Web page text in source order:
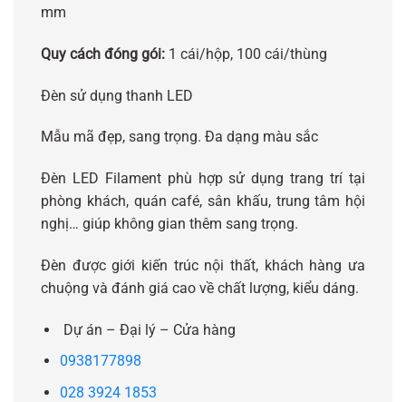
mm
Quy cách đóng gói: 1 cái/hộp, 100 cái/thùng
Đèn sử dụng thanh LED
Mẫu mã đẹp, sang trọng. Đa dạng màu sắc
Đèn LED Filament phù hợp sử dụng trang trí tại
phòng khách, quán café, sân khấu, trung tâm hội
nghị… giúp không gian thêm sang trọng.
Đèn được giới kiến trúc nội thất, khách hàng ưa
chuộng và đánh giá cao về chất lượng, kiểu dáng.
Dự án – Đại lý – Cửa hàng
0938177898
028 3924 1853